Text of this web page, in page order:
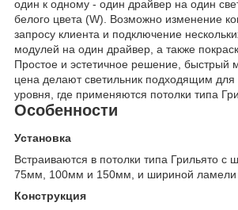
один к одному - один драйвер на один
белого цвета (W). Возможно изменение
запросу клиента и подключение
модулей на один драйвер, а также
Простое и эстетичное решение, быстрый
цена делают светильник подходящим для
уровня, где применяются потолки типа
Особенности
Установка
Встраиваются в потолки типа Грильято с
75мм, 100мм и 150мм, и шириной
Конструкция